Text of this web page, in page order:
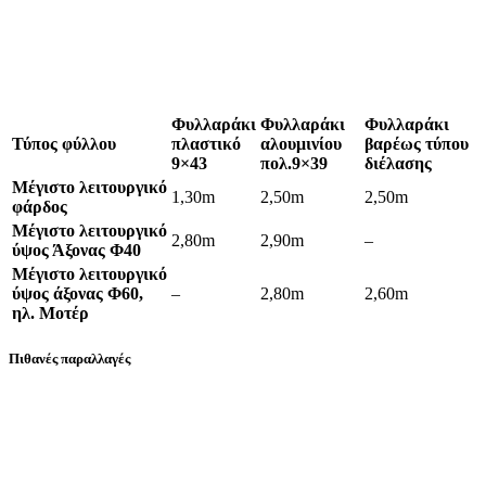
Τύπος φύλλου
Φυλλαράκι
πλαστικό
9×43
Φυλλαράκι
αλουμινίου
πολ.9×39
Φυλλαράκι
βαρέως τύπου
διέλασης
Μέγιστο λειτουργικό
φάρδος
1,30m 2,50m
2,50m
Μέγιστο λειτουργικό
ύψος Άξονας Φ40
2,80m 2,90m
–
Μέγιστο λειτουργικό
ύψος άξονας Φ60,
ηλ. Μοτέρ
– 2,80m 2,60m
Πιθανές παραλλαγές